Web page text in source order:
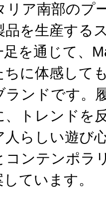
リア南部のプ
品を生産する
を通じて、
ちに体感して
ランドです。
、トレンドを
人らしい遊び
コンテンポラ
ています。